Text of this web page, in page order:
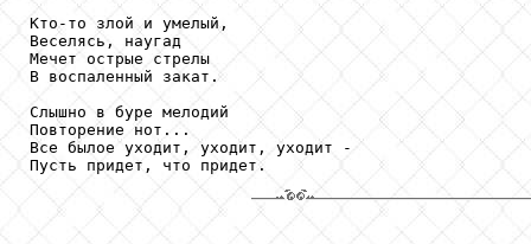
Кто-то злой и умелый,
Веселясь, наугад
Мечет острые стрелы
В воспаленный закат.
Слышно в буре мелодий
Повторение нот...
Все былое уходит, уходит, уходит -